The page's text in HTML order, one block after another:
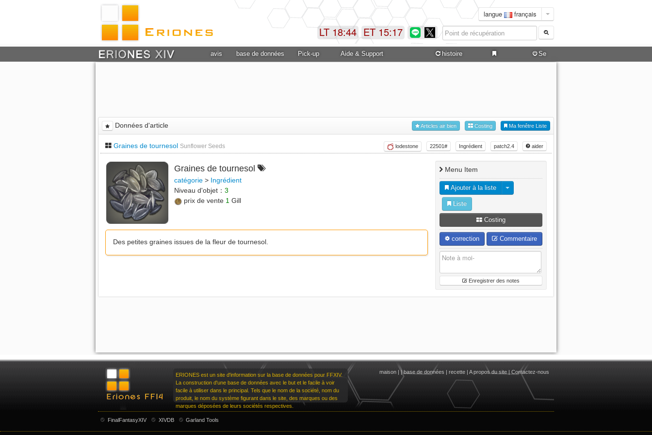
langue français
ET 15:17
LT 18:44
avis base de données Pick-up Aide & Support histoire Se
Données d'article Ma fenêtre Liste
Costing
Articles air bien
Graines de tournesol Sunflower Seeds aider
patch2.4
Ingrédient
22501#
lodestone
Graines de tournesol
catégorie > Ingrédient
Niveau d'objet： 3
prix de vente 1 Gill
Des petites graines issues de la fleur de tournesol.
Menu Item
Ajouter à la liste
Liste
Costing
correction Commentaire
Enregistrer des notes
ERIONES est un site d'information sur la base de données pour FFXIV.
La construction d'une base de données avec le but et le facile à voir
facile à utiliser dans le principal. Tels que le nom de la société, nom du
produit, le nom du système figurant dans le site, des marques ou des
marques déposées de leurs sociétés respectives.
maison ||base de données recette A propos du site Contactez-nous
FinalFantasyXIV XIVDB Garland Tools